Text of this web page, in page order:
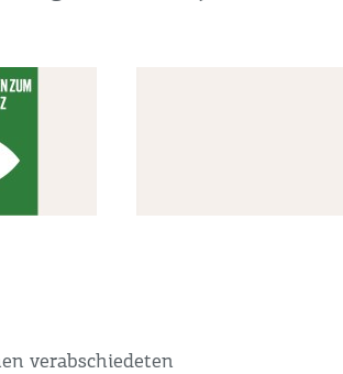
verabschiedeten